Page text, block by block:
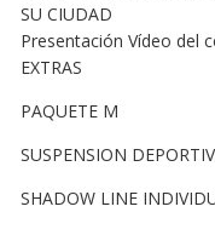
SU CIUDAD
Presentación Vídeo del
EXTRAS
PAQUETE M
SUSPENSION
SHADOW LINE